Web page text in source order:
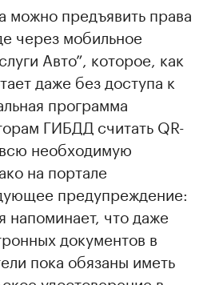
можно предъявить права
через мобильное
Авто”, которое, как
даже без доступа к
программа
ГИБДД считать QR-
необходимую
на портале
предупреждение:
напоминает, что даже
документов в
пока обязаны иметь